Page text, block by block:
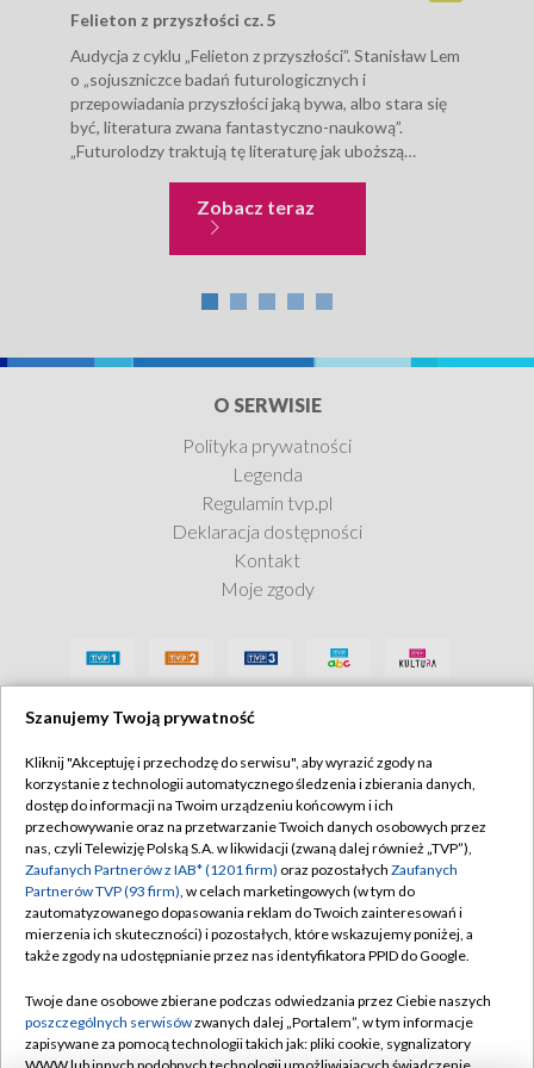
Felieton z przyszłości cz. 5
Audycja z cyklu „Felieton z przyszłości”. Stanisław Lem
o „sojuszniczce badań futurologicznych i
przepowiadania przyszłości jaką bywa, albo stara się
być, literatura zwana fantastyczno-naukową”.
„Futurolodzy traktują tę literaturę jak uboższą
prace futurologiczne,...Zobacz terazLiteratura i prasa
O SERWISIE
Polityka prywatności
Legenda
Regulamin tvp.pl
Deklaracja dostępności
Kontakt
Moje zgody
Szanujemy Twoją prywatność
Kliknij "Akceptuję i przechodzę do serwisu", aby wyrazić zgody na
korzystanie z technologii automatycznego śledzenia i zbierania danych,
dostęp do informacji na Twoim urządzeniu końcowym i ich
przechowywanie oraz na przetwarzanie Twoich danych osobowych przez
nas, czyli Telewizję Polską S.A. w likwidacji (zwaną dalej również „TVP”),
Zaufanych Partnerów z IAB* (1201 firm) oraz pozostałych Zaufanych
Partnerów TVP (93 firm), w celach marketingowych (w tym do
zautomatyzowanego dopasowania reklam do Twoich zainteresowań i
mierzenia ich skuteczności) i pozostałych, które wskazujemy poniżej, a
także zgody na udostępnianie przez nas identyfikatora PPID do Google.
Twoje dane osobowe zbierane podczas odwiedzania przez Ciebie naszych
poszczególnych serwisówzwanych dalej „Portalem”, w tym informacje
zapisywane za pomocą technologii takich jak: pliki cookie, sygnalizatory